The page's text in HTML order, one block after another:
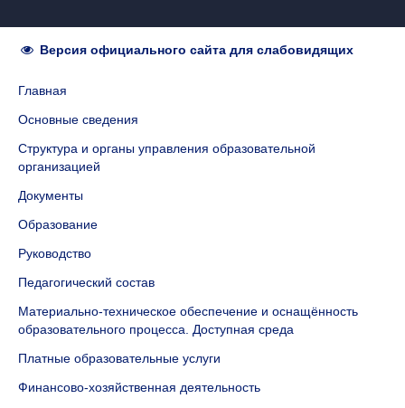
Версия официального сайта для слабовидящих
Главная
Основные сведения
Структура и органы управления образовательной
организацией
Документы
Образование
Руководство
Педагогический состав
Материально-техническое обеспечение и оснащённость
образовательного процесса. Доступная среда
Платные образовательные услуги
Финансово-хозяйственная деятельность